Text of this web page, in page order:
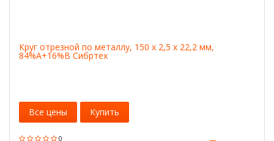
Круг отрезной по металлу, 150 х 2,5 х 22,2 мм,
84%A+16%B Сибртех
0
Все цены Купить